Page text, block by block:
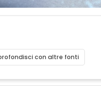
con altre fonti